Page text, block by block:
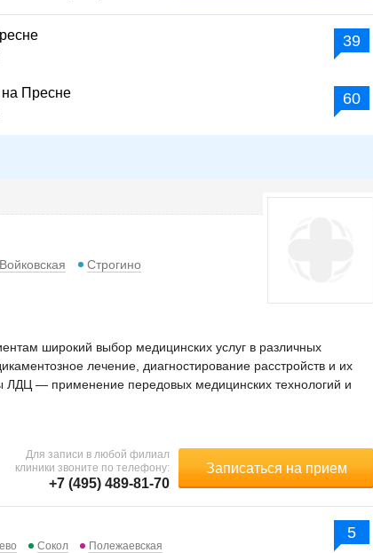
39
Пресне 60
Войковская Строгино
широкий выбор медицинских услуг в различных
лечение, диагностирование расстройств и их
ЛДЦ — применение передовых медицинских технологий и
Записаться на прием
Для записи в любой филиал
клиники звоните по телефону:
+7 (495) 489-81-70
5
Сокол Полежаевская